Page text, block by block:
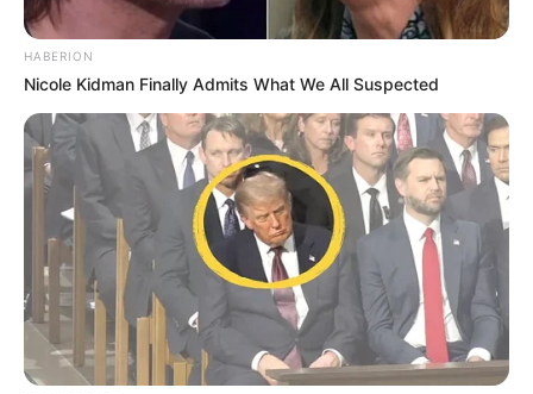
HABERION
Nicole Kidman Finally Admits What We All Suspected